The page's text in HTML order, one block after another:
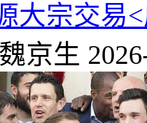
大宗交易
魏京生